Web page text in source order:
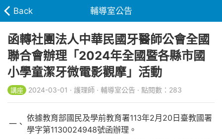
Back 輔導室公告
函轉社團法人中華民國牙醫師公會全國
聯合會辦理「2024年全國暨各縣市國
小學童潔牙微電影觀摩」活動
講座 2024-03-01 · 護理師 · 輔導室公告 · 點閱數：283
一、
依據教育部國民及學前教育署113年2月20日臺教國署
學字第1130024948號函辦理。